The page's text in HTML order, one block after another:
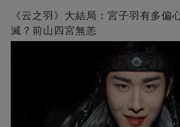
《云之羽》大結局：宮子羽有多偏
滅？前山四宮無恙